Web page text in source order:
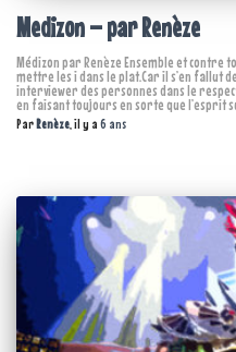
Medizon – par Renèze
Médizon par Renèze Ensemble et contre
mettre les i dans le plat.Car il s’en fallut
interviewer des personnes dans le
en faisant toujours en sorte que l’esprit
ParRenèze , il y a 6 ans